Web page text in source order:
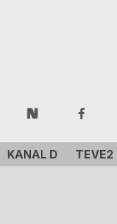
KANAL D TEVE2